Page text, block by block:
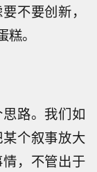
不要创新，
。
路。我们如
个叙事放大
，不管出于